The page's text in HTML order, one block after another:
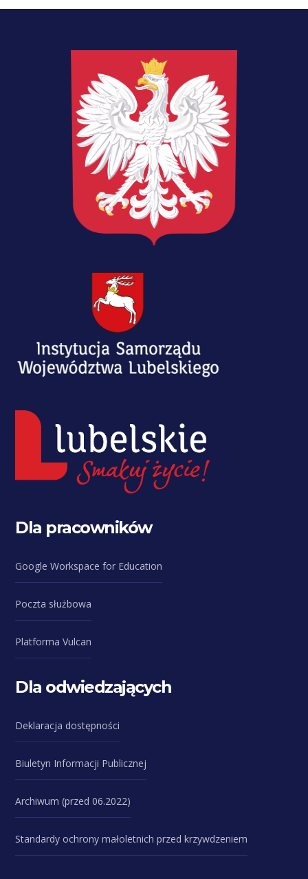
Dla pracowników
Google Workspace for Education
Poczta służbowa
Platforma Vulcan
Dla odwiedzających
Deklaracja dostępności
Biuletyn Informacji Publicznej
Archiwum (przed 06.2022)
Standardy ochrony małoletnich przed krzywdzeniem